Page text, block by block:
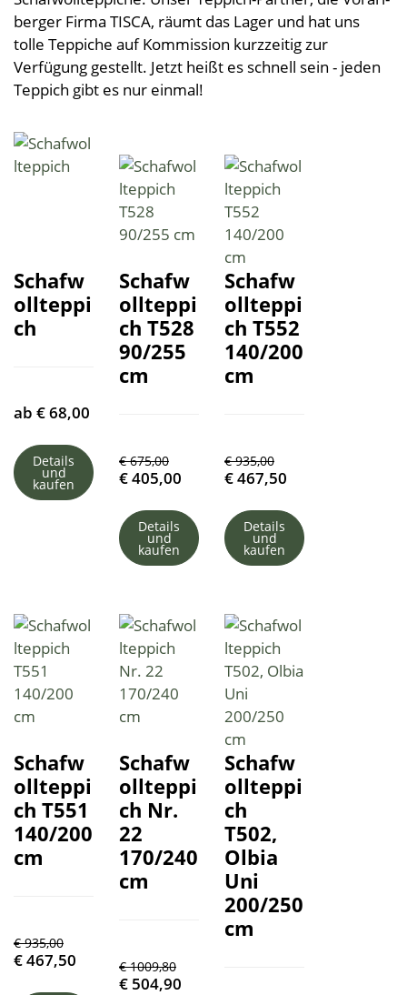
Zudecken, Polster, Unterbetten
Wäsche, Kleidung
Kinder-Frottierwaren
Lauflernpatscherl
Naturkinderwagen
Entspannungskissen
Duft- & Kräuterkissen
Sitzauflagen
Taschentücher
Geschenkideen
Schürzen
Tischwäsche
Handtücher
Duschtücher
Waschlappen
Saunatücher
Strandtücher
Bademäntel
berger Firma TISCA, räumt das Lager und hat uns
tolle Teppiche auf Kommission kurz­zeitig zur
Verfügung gestellt. Jetzt heißt es schnell sein - jeden
Teppich gibt es nur einmal!
Schafw
ollteppi
ch
ab €68,00
Details
und
kaufen
Schafw
ollteppi
ch T528
90/255
cm
€ 675,00
€405,00
Details
und
kaufen
Schafw
ollteppi
ch T552
140/200
cm
€ 935,00
€467,50
Details
und
kaufen
Schafw
ollteppi
ch T551
140/200
cm
€ 935,00
€467,50
Schafw
ollteppi
ch Nr.
22
170/240
cm
€ 1009,80
€ 504,90
Schafw
ollteppi
ch
T502,
Olbia
Uni
200/250
cm